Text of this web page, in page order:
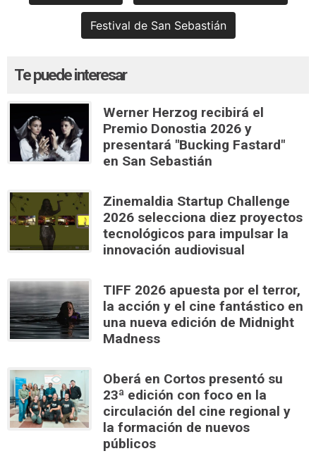
Festival de San Sebastián
Te puede interesar
Werner Herzog recibirá el
Premio Donostia 2026 y
presentará "Bucking Fastard"
en San Sebastián
Zinemaldia Startup Challenge
2026 selecciona diez proyectos
tecnológicos para impulsar la
innovación audiovisual
TIFF 2026 apuesta por el terror,
la acción y el cine fantástico en
una nueva edición de Midnight
Madness
Oberá en Cortos presentó su
23ª edición con foco en la
circulación del cine regional y
la formación de nuevos
públicos